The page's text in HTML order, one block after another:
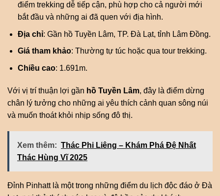
điểm trekking dễ tiếp cận, phù hợp cho cả người mới
bắt đầu và những ai đã quen với địa hình.
Địa chỉ: Gần hồ Tuyền Lâm, TP. Đà Lạt, tỉnh Lâm Đồng.
Giá tham khảo: Thường tự túc hoặc qua tour trekking.
Chiều cao: 1.691m.
Với vị trí thuận lợi gần hồ Tuyền Lâm, đây là điểm dừng
chân lý tưởng cho những ai yêu thích cảnh quan sông núi
và muốn thoát khỏi nhịp sống đô thị.
Xem thêm: Thác Phi Liêng – Khám Phá Đệ Nhất
Thác Hùng Vĩ 2025
Đỉnh Pinhatt là một trong những điểm du lịch độc đáo ở Đà